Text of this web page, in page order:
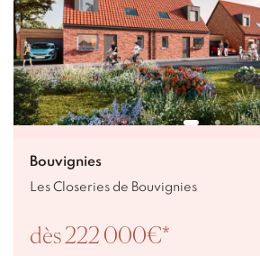
Bouvignies
Les Closeries de Bouvignies
dès 222 000€*